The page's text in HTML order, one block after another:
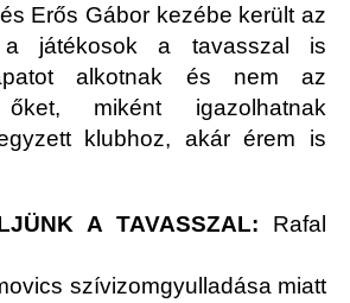
Erős Gábor kezébe került az
játékosok a tavasszal is
alkotnak és nem az
őket, miként igazolhatnak
klubhoz, akár érem is
A TAVASSZAL: Rafal
szívizomgyulladása miatt